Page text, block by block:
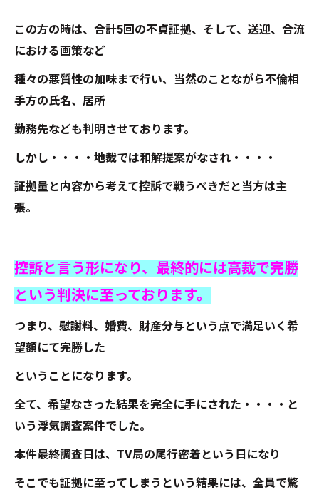
この方の時は、合計5回の不貞証拠、そして、送迎、合流
における画策など
種々の悪質性の加味まで行い、当然のことながら不倫相
手方の氏名、居所
勤務先なども判明させております。
しかし・・・・地裁では和解提案がなされ・・・・
証拠量と内容から考えて控訴で戦うべきだと当方は主
張。
控訴と言う形になり、最終的には高裁で完勝
という判決に至っております。
つまり、慰謝料、婚費、財産分与という点で満足いく希
望額にて完勝した
ということになります。
全て、希望なさった結果を完全に手にされた・・・・と
いう浮気調査案件でした。
本件最終調査日は、TV局の尾行密着という日になり
そこでも証拠に至ってしまうという結果には、全員で驚